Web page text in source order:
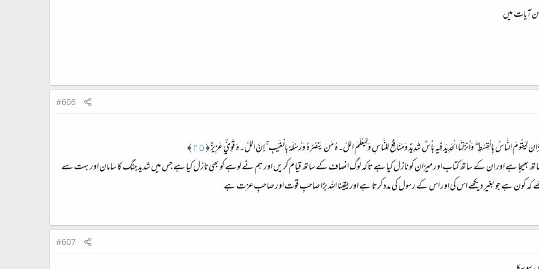
آیات میں
#606
لِيَقُومَ النَّاسُ بِالْقِسْطِ ۖ وَأَنزَلْنَا الْحَدِيدَ فِيهِ بَأْسٌ شَدِيدٌ وَمَنَافِعُ لِلنَّاسِ وَلِيَعْلَمَ اللَّ۔هُ مَن يَنصُرُهُ وَرُسُلَهُ بِالْغَيْبِ ۚ إِنَّ اللَّ۔هَ قَوِيٌّ عَزِيزٌ ﴿٢٥﴾
بھیجا ہے اور ان کے ساتھ کتاب اور میزان کو نازل کیا ہے تاکہ لوگ انصاف کے ساتھ قیام کریں اور ہم نے لوہے کو بھی نازل کیا ہے جس میں شدید جنگ کا سامان اور بہت سے
کہ کون ہے جو بغیر دیکھے اس کی اور اس کے رسول کی مدد کرتا ہے اور یقینا اللہ بڑا صاحبِ قوت اور صاحبِ عزت ہے
#607